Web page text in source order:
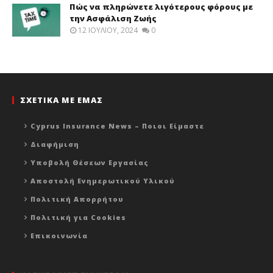
Πώς να πληρώνετε λιγότερους φόρους με
την Ασφάλιση Ζωής
12 ΙΟΥΛΊΟΥ, 2024 0
ΣΧΕΤΙΚΑ ΜΕ ΕΜΑΣ
Cyprus Insurance News – Ποιοι Είμαστε
Διαφήμιση
Υποβολή Θέσεων Εργασίας
Αποστολή Ενημερωτικού Υλικού
Πολιτική Απορρήτου
Πολιτική για Cookies
Επικοινωνία